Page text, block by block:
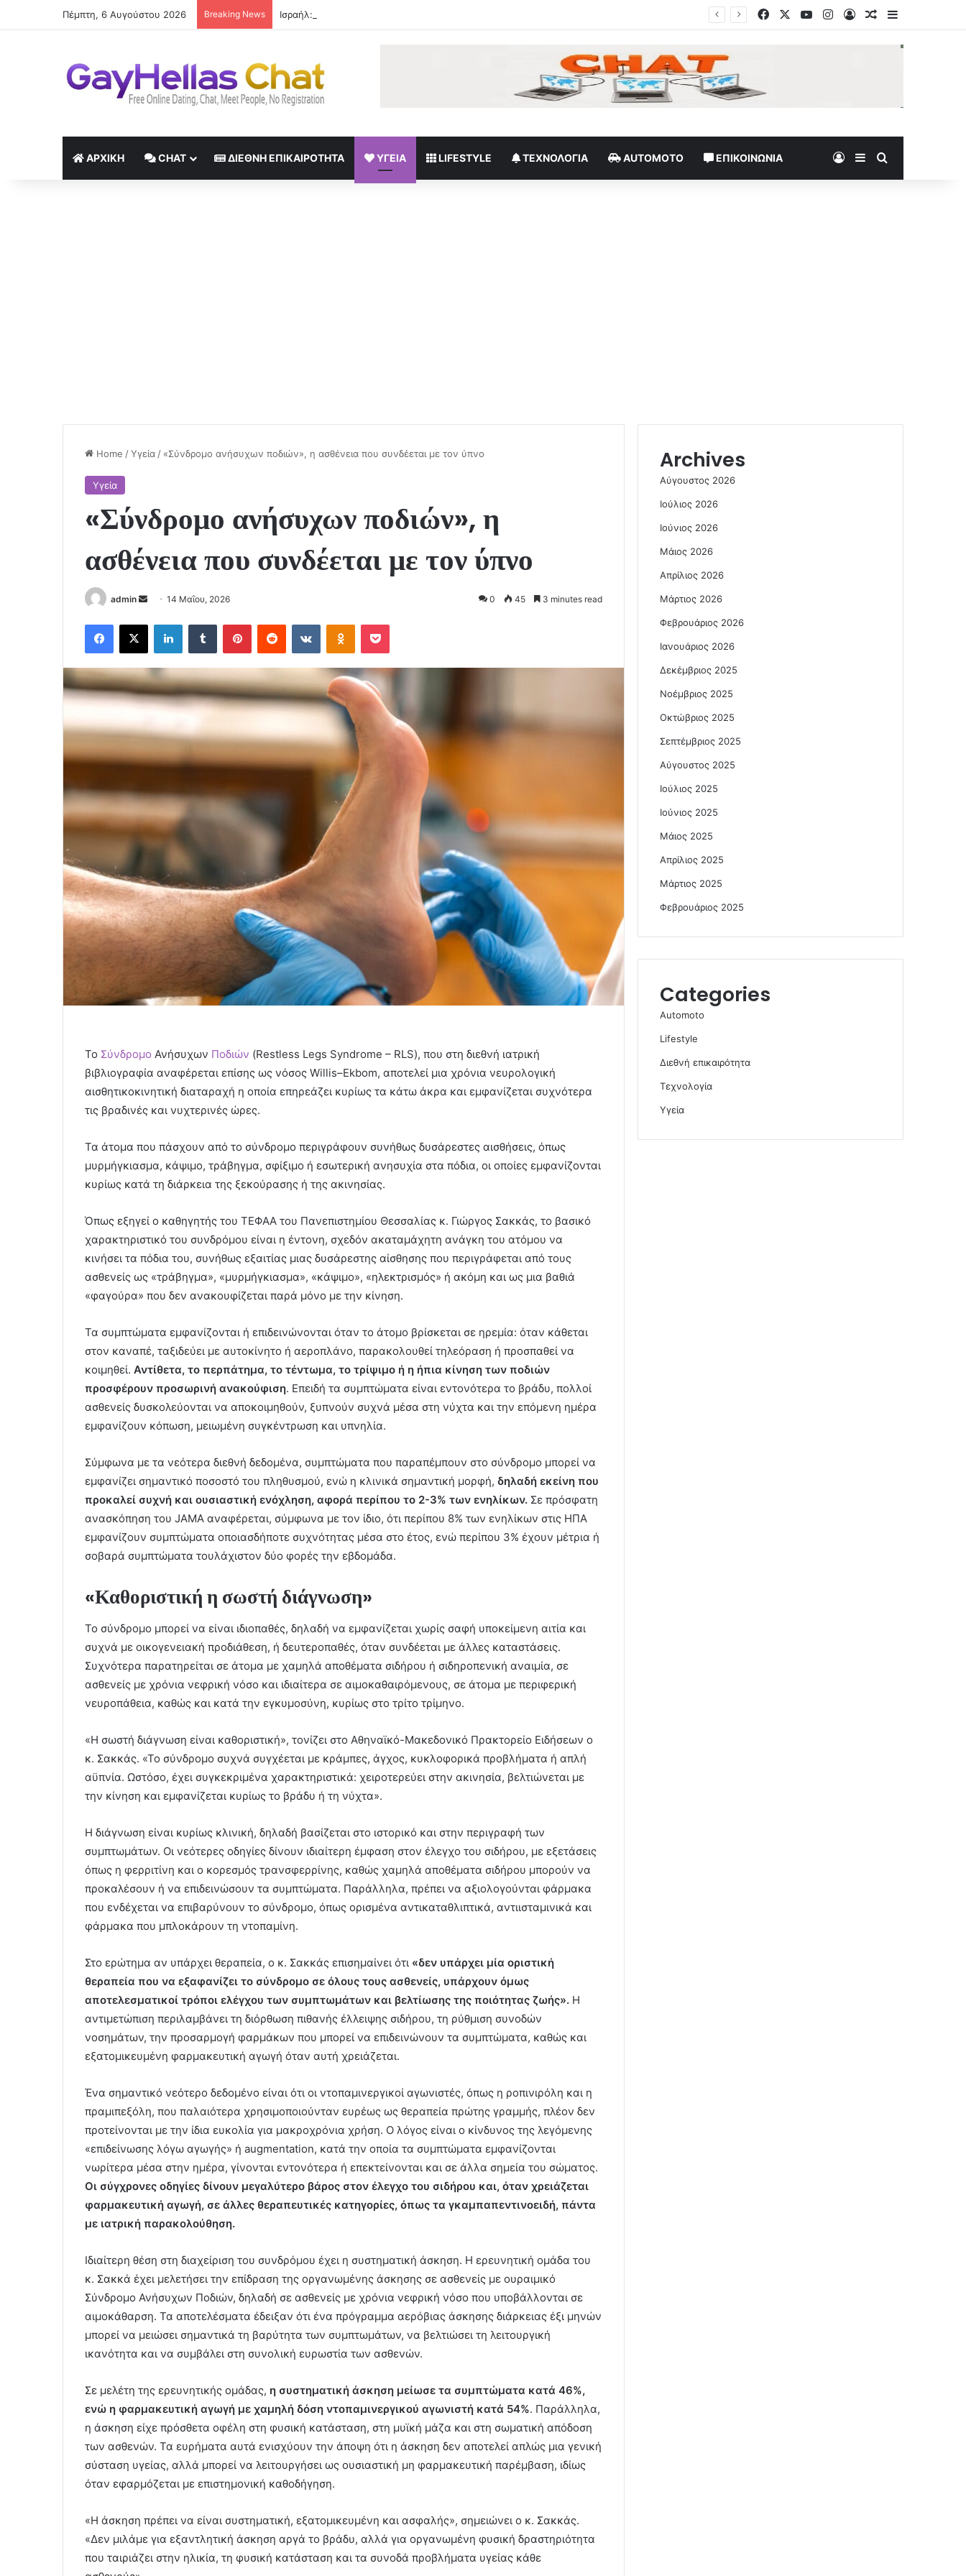
Πέμπτη, 6 Αυγούστου 2026 Breaking News FacebookYouTubeInstagram
Log InRandom Article
Sidebar
ΑΡΧΙΚΉ CHAT ΔΙΕΘΝΉ ΕΠΙΚΑΙΡΌΤΗΤΑ ΥΓΕΊΑ LIFESTYLE ΤΕΧΝΟΛΟΓΊΑ AUTOMOTO ΕΠΙΚΟΙΝΩΝΊΑ Log InSidebar
Home /Υγεία / «Σύνδρομο ανήσυχων ποδιών», η ασθένεια που συνδέεται με τον ύπνο
Υγεία
«Σύνδρομο ανήσυχων ποδιών», η
ασθένεια που συνδέεται με τον ύπνο
admin
Send
email
14 Μαΐου, 2026 0 45 3 minutes read
Facebook
X LinkedInTumblr PinterestReddit VKontakteOdnoklassniki
Pocket
Το Σύνδρομο Ανήσυχων Ποδιών (Restless Legs Syndrome – RLS), που στη διεθνή ιατρική
βιβλιογραφία αναφέρεται επίσης ως νόσος Willis–Ekbom, αποτελεί μια χρόνια νευρολογική
αισθητικοκινητική διαταραχή η οποία επηρεάζει κυρίως τα κάτω άκρα και εμφανίζεται συχνότερα
τις βραδινές και νυχτερινές ώρες.
Τα άτομα που πάσχουν από το σύνδρομο περιγράφουν συνήθως δυσάρεστες αισθήσεις, όπως
μυρμήγκιασμα, κάψιμο, τράβηγμα, σφίξιμο ή εσωτερική ανησυχία στα πόδια, οι οποίες εμφανίζονται
κυρίως κατά τη διάρκεια της ξεκούρασης ή της ακινησίας.
Όπως εξηγεί ο καθηγητής του ΤΕΦΑΑ του Πανεπιστημίου Θεσσαλίας κ. Γιώργος Σακκάς, το βασικό
χαρακτηριστικό του συνδρόμου είναι η έντονη, σχεδόν ακαταμάχητη ανάγκη του ατόμου να
κινήσει τα πόδια του, συνήθως εξαιτίας μιας δυσάρεστης αίσθησης που περιγράφεται από τους
ασθενείς ως «τράβηγμα», «μυρμήγκιασμα», «κάψιμο», «ηλεκτρισμός» ή ακόμη και ως μια βαθιά
«φαγούρα» που δεν ανακουφίζεται παρά μόνο με την κίνηση.
Τα συμπτώματα εμφανίζονται ή επιδεινώνονται όταν το άτομο βρίσκεται σε ηρεμία: όταν κάθεται
στον καναπέ, ταξιδεύει με αυτοκίνητο ή αεροπλάνο, παρακολουθεί τηλεόραση ή προσπαθεί να
κοιμηθεί. Αντίθετα, το περπάτημα, το τέντωμα, το τρίψιμο ή η ήπια κίνηση των ποδιών
προσφέρουν προσωρινή ανακούφιση. Επειδή τα συμπτώματα είναι εντονότερα το βράδυ, πολλοί
ασθενείς δυσκολεύονται να αποκοιμηθούν, ξυπνούν συχνά μέσα στη νύχτα και την επόμενη ημέρα
εμφανίζουν κόπωση, μειωμένη συγκέντρωση και υπνηλία.
Σύμφωνα με τα νεότερα διεθνή δεδομένα, συμπτώματα που παραπέμπουν στο σύνδρομο μπορεί να
εμφανίζει σημαντικό ποσοστό του πληθυσμού, ενώ η κλινικά σημαντική μορφή, δηλαδή εκείνη που
προκαλεί συχνή και ουσιαστική ενόχληση, αφορά περίπου το 2-3% των ενηλίκων. Σε πρόσφατη
ανασκόπηση του JAMA αναφέρεται, σύμφωνα με τον ίδιο, ότι περίπου 8% των ενηλίκων στις ΗΠΑ
εμφανίζουν συμπτώματα οποιασδήποτε συχνότητας μέσα στο έτος, ενώ περίπου 3% έχουν μέτρια ή
σοβαρά συμπτώματα τουλάχιστον δύο φορές την εβδομάδα.
«Καθοριστική η σωστή διάγνωση»
Το σύνδρομο μπορεί να είναι ιδιοπαθές, δηλαδή να εμφανίζεται χωρίς σαφή υποκείμενη αιτία και
συχνά με οικογενειακή προδιάθεση, ή δευτεροπαθές, όταν συνδέεται με άλλες καταστάσεις.
Συχνότερα παρατηρείται σε άτομα με χαμηλά αποθέματα σιδήρου ή σιδηροπενική αναιμία, σε
ασθενείς με χρόνια νεφρική νόσο και ιδιαίτερα σε αιμοκαθαιρόμενους, σε άτομα με περιφερική
νευροπάθεια, καθώς και κατά την εγκυμοσύνη, κυρίως στο τρίτο τρίμηνο.
«Η σωστή διάγνωση είναι καθοριστική», τονίζει στο Αθηναϊκό-Μακεδονικό Πρακτορείο Ειδήσεων ο
κ. Σακκάς. «Το σύνδρομο συχνά συγχέεται με κράμπες, άγχος, κυκλοφορικά προβλήματα ή απλή
αϋπνία. Ωστόσο, έχει συγκεκριμένα χαρακτηριστικά: χειροτερεύει στην ακινησία, βελτιώνεται με
την κίνηση και εμφανίζεται κυρίως το βράδυ ή τη νύχτα».
Η διάγνωση είναι κυρίως κλινική, δηλαδή βασίζεται στο ιστορικό και στην περιγραφή των
συμπτωμάτων. Οι νεότερες οδηγίες δίνουν ιδιαίτερη έμφαση στον έλεγχο του σιδήρου, με εξετάσεις
όπως η φερριτίνη και ο κορεσμός τρανσφερρίνης, καθώς χαμηλά αποθέματα σιδήρου μπορούν να
προκαλέσουν ή να επιδεινώσουν τα συμπτώματα. Παράλληλα, πρέπει να αξιολογούνται φάρμακα
που ενδέχεται να επιβαρύνουν το σύνδρομο, όπως ορισμένα αντικαταθλιπτικά, αντιισταμινικά και
φάρμακα που μπλοκάρουν τη ντοπαμίνη.
Στο ερώτημα αν υπάρχει θεραπεία, ο κ. Σακκάς επισημαίνει ότι «δεν υπάρχει μία οριστική
θεραπεία που να εξαφανίζει το σύνδρομο σε όλους τους ασθενείς, υπάρχουν όμως
αποτελεσματικοί τρόποι ελέγχου των συμπτωμάτων και βελτίωσης της ποιότητας ζωής». Η
αντιμετώπιση περιλαμβάνει τη διόρθωση πιθανής έλλειψης σιδήρου, τη ρύθμιση συνοδών
νοσημάτων, την προσαρμογή φαρμάκων που μπορεί να επιδεινώνουν τα συμπτώματα, καθώς και
εξατομικευμένη φαρμακευτική αγωγή όταν αυτή χρειάζεται.
Ένα σημαντικό νεότερο δεδομένο είναι ότι οι ντοπαμινεργικοί αγωνιστές, όπως η ροπινιρόλη και η
πραμιπεξόλη, που παλαιότερα χρησιμοποιούνταν ευρέως ως θεραπεία πρώτης γραμμής, πλέον δεν
προτείνονται με την ίδια ευκολία για μακροχρόνια χρήση. Ο λόγος είναι ο κίνδυνος της λεγόμενης
«επιδείνωσης λόγω αγωγής» ή augmentation, κατά την οποία τα συμπτώματα εμφανίζονται
νωρίτερα μέσα στην ημέρα, γίνονται εντονότερα ή επεκτείνονται και σε άλλα σημεία του σώματος.
Οι σύγχρονες οδηγίες δίνουν μεγαλύτερο βάρος στον έλεγχο του σιδήρου και, όταν χρειάζεται
φαρμακευτική αγωγή, σε άλλες θεραπευτικές κατηγορίες, όπως τα γκαμπαπεντινοειδή, πάντα
με ιατρική παρακολούθηση.
Ιδιαίτερη θέση στη διαχείριση του συνδρόμου έχει η συστηματική άσκηση. Η ερευνητική ομάδα του
κ. Σακκά έχει μελετήσει την επίδραση της οργανωμένης άσκησης σε ασθενείς με ουραιμικό
Σύνδρομο Ανήσυχων Ποδιών, δηλαδή σε ασθενείς με χρόνια νεφρική νόσο που υποβάλλονται σε
αιμοκάθαρση. Τα αποτελέσματα έδειξαν ότι ένα πρόγραμμα αερόβιας άσκησης διάρκειας έξι μηνών
μπορεί να μειώσει σημαντικά τη βαρύτητα των συμπτωμάτων, να βελτιώσει τη λειτουργική
ικανότητα και να συμβάλει στη συνολική ευρωστία των ασθενών.
Σε μελέτη της ερευνητικής ομάδας, η συστηματική άσκηση μείωσε τα συμπτώματα κατά 46%,
ενώ η φαρμακευτική αγωγή με χαμηλή δόση ντοπαμινεργικού αγωνιστή κατά 54%. Παράλληλα,
η άσκηση είχε πρόσθετα οφέλη στη φυσική κατάσταση, στη μυϊκή μάζα και στη σωματική απόδοση
των ασθενών. Τα ευρήματα αυτά ενισχύουν την άποψη ότι η άσκηση δεν αποτελεί απλώς μια γενική
σύσταση υγείας, αλλά μπορεί να λειτουργήσει ως ουσιαστική μη φαρμακευτική παρέμβαση, ιδίως
όταν εφαρμόζεται με επιστημονική καθοδήγηση.
«Η άσκηση πρέπει να είναι συστηματική, εξατομικευμένη και ασφαλής», σημειώνει ο κ. Σακκάς.
«Δεν μιλάμε για εξαντλητική άσκηση αργά το βράδυ, αλλά για οργανωμένη φυσική δραστηριότητα
που ταιριάζει στην ηλικία, τη φυσική κατάσταση και τα συνοδά προβλήματα υγείας κάθε
Archives
Αύγουστος 2026
Ιούλιος 2026
Ιούνιος 2026
Μάιος 2026
Απρίλιος 2026
Μάρτιος 2026
Φεβρουάριος 2026
Ιανουάριος 2026
Δεκέμβριος 2025
Νοέμβριος 2025
Οκτώβριος 2025
Σεπτέμβριος 2025
Αύγουστος 2025
Ιούλιος 2025
Ιούνιος 2025
Μάιος 2025
Απρίλιος 2025
Μάρτιος 2025
Φεβρουάριος 2025
Categories
Automoto
Lifestyle
Διεθνή επικαιρότητα
Τεχνολογία
Υγεία